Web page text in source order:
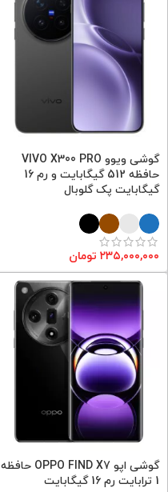
گوشی ویوو VIVO X300 PRO
حافظه 512 گیگابایت و رم 16
گیگابایت پک گلوبال
۲۳۵,۰۰۰,۰۰۰ تومان
گوشی اپو OPPO FIND X7 حافظه
1 ترابایت رم 16 گیگابایت